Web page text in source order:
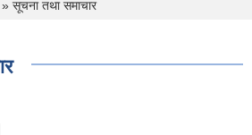
सूचना तथा समाचार